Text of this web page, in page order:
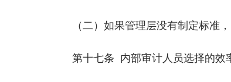
（二）如果管理层没有制定标准，
第十七条 内部审计人员选择的效率